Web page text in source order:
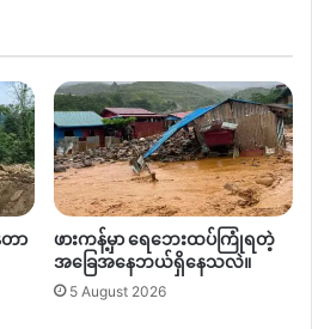
င်တဲ့အခြေနေတွေကြောင့် စက်သုံး
ပြန်ခဲ့ပါတယ်။
လိကပိုင်ယာဥ်တွေအနေနဲ့ လစဥ် စုံရက်
မ ရက်တွေမှာ မအက္ခရာ ပါတဲ့ ယာဥ်
ါ်တဲ့ လျှပ်စစ်မော်တော်ယာဥ်တွေ
င်တယ်လို့ဆိုထားပါတယ်။
ားပြည်သူသုံး သယ်ယူပို့ဆောင်ရေးယာ
သုံးဆီသယ်ယူပို့ဆောင်ရေး ယာဥ်တွေ၊
ာ
ဖားကန့်မှာ ရေဘေးထပ်ကြုံရတဲ့
အခြေအနေဘယ်ရှိနေသလဲ။
5 August 2026